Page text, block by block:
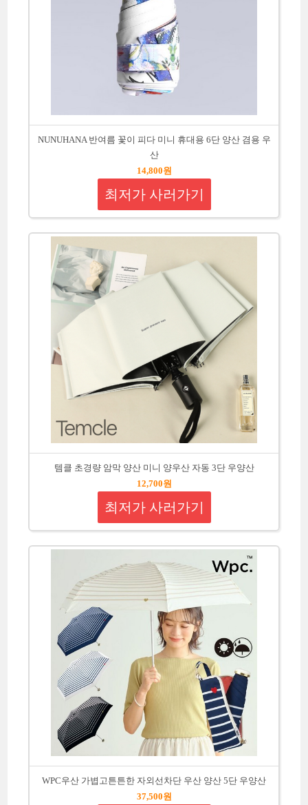
NUNUHANA 반여름 꽃이 피다 미니 휴대용 6단 양산 겸용 우
산
14,800원
최저가 사러가기
템클 초경량 암막 양산 미니 양우산 자동 3단 우양산
12,700원
최저가 사러가기
WPC우산 가볍고튼튼한 자외선차단 우산 양산 5단 우양산
37,500원